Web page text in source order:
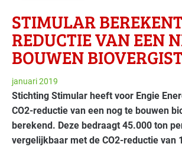
STIMULAR
REDUCTIE VAN EEN
BOUWEN
januari 2019
Stichting Stimular heeft voor Engie
CO2-reductie van een nog te bouwen
berekend. Deze bedraagt 45.000 ton
vergelijkbaar met de CO2-reductie van